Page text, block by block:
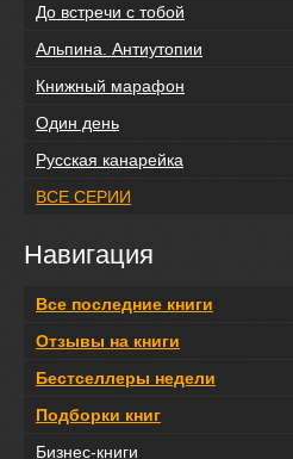
До встречи с тобой
Альпина. Антиутопии
Книжный марафон
Один день
Русская канарейка
ВСЕ СЕРИИ
Навигация
Все последние книги
Отзывы на книги
Бестселлеры недели
Подборки книг
Бизнес-книги